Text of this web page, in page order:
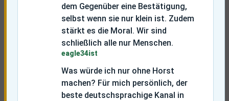
dem Gegenüber eine Bestätigung,
selbst wenn sie nur klein ist. Zudem
stärkt es die Moral. Wir sind
schließlich alle nur Menschen.
eagle34ist
Was würde ich nur ohne Horst
machen? Für mich persönlich, der
beste deutschsprachige Kanal in